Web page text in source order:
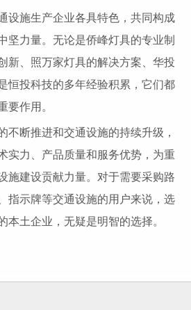
设施生产企业各具特色，共同构成
坚力量。无论是侨峰灯具的专业制
新、照万家灯具的解决方案、华投
恒投科技的多年经验积累，它们都
要作用。
不断推进和交通设施的持续升级，
实力、产品质量和服务优势，为重
施建设贡献力量。对于需要采购路
指示牌等交通设施的用户来说，选
本土企业，无疑是明智的选择。